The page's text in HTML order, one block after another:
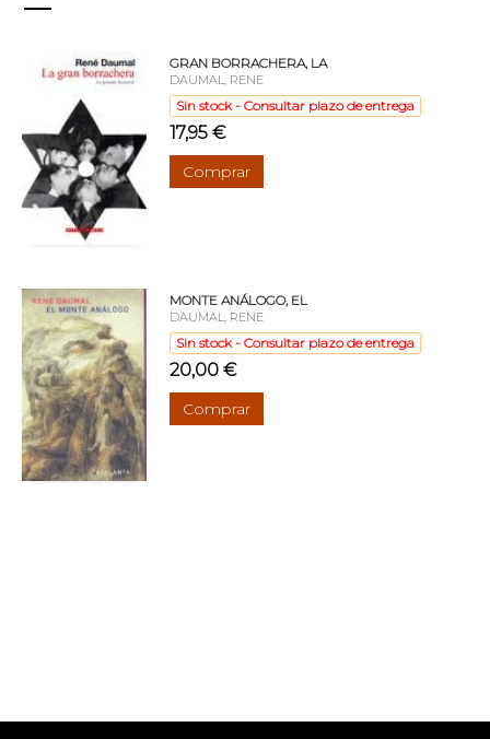
GRAN BORRACHERA, LA
DAUMAL, RENE
Sin stock - Consultar plazo de entrega
17,95 €
Comprar
MONTE ANÁLOGO, EL
DAUMAL, RENE
Sin stock - Consultar plazo de entrega
20,00 €
Comprar